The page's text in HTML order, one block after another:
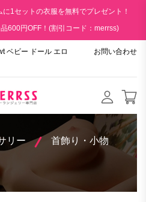
1セットの衣服を無料でプレゼント！
600円OFF！(割引コード：merrss)
ベビー ドール エロ
お問い合わせ
リー 首飾り・小物